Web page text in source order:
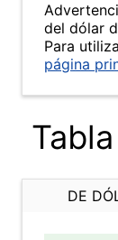
del dólar
Para
página
DE